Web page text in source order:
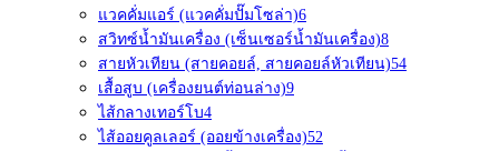
แวคคั่มแอร์ (แวคคั่มปั๊มโซล่า)6
สวิทซ์น้ำมันเครื่อง (เซ็นเซอร์น้ำมันเครื่อง)8
สายหัวเทียน (สายคอยล์, สายคอยล์หัวเทียน)54
เสื้อสูบ (เครื่องยนต์ท่อนล่าง)9
ไส้กลางเทอร์โบ4
ไส้ออยคูลเลอร์ (ออยข้างเครื่อง)52